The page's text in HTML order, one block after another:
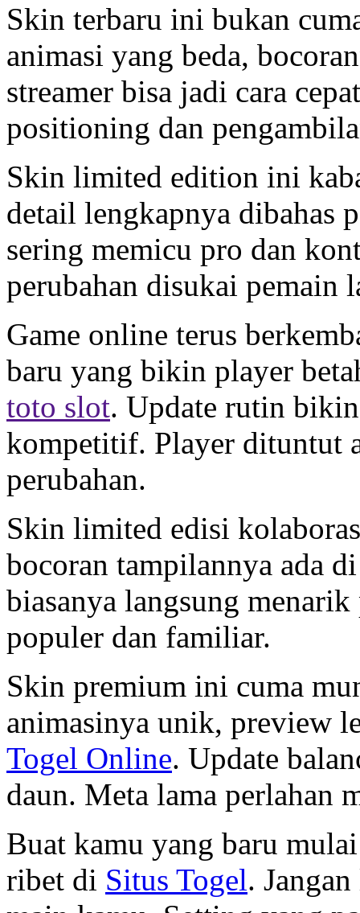
Skin terbaru ini bukan
animasi yang beda,
streamer bisa jadi cara
positioning dan
Skin limited edition ini
detail lengkapnya dibahas
sering memicu pro dan
perubahan disukai pemain
Game online terus
baru yang bikin player
toto slot. Update rutin
kompetitif. Player dituntut
perubahan.
Skin limited edisi
bocoran tampilannya ada
biasanya langsung
populer dan familiar.
Skin premium ini cuma
animasinya unik, preview
Togel Online. Update
daun. Meta lama perlahan
Buat kamu yang baru
ribet di Situs Togel.